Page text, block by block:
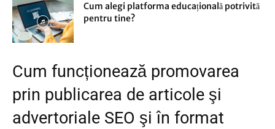
Cum alegi platforma educațională potrivită
pentru tine?
Cum funcționează promovarea
prin publicarea de articole şi
advertoriale SEO şi în format